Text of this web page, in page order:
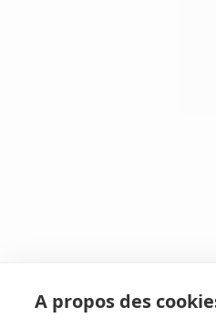
A propos des